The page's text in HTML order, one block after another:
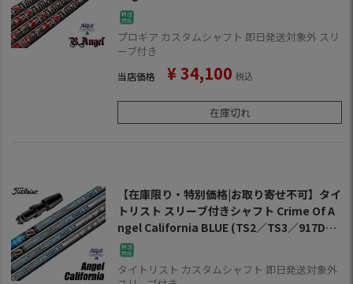
各種 ） クライムオブエンジェル バーニング
レッド ゴルフ シャフト
プロギア カスタムシャフト 即日発送対象外 スリ
ーブ付き
当店価格 ¥34,100 税込
在庫切れ
【在庫限り・特別価格|お取り寄せ不可】タイ
トリスト スリーブ付きシャフト Crime Of A
ngel California BLUE (TS2／TS3／917D／
915D／913D／910D／917F／915F／913F／
910F)
タイトリスト カスタムシャフト 即日発送対象外